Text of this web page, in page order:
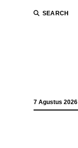
SEARCH
7 Agustus 2026